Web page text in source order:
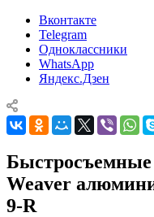
Вконтакте
Telegram
Одноклассники
WhatsApp
Яндекс.Дзен
Быстросъемные
Weaver
9-R